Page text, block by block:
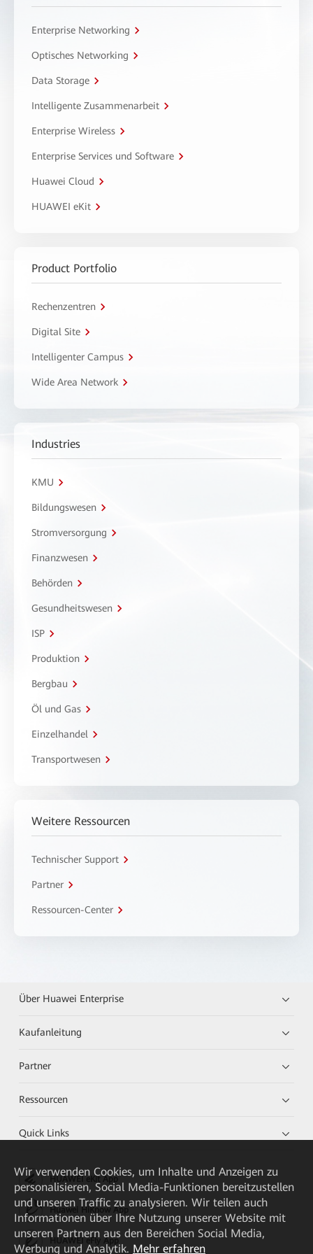
Enterprise Networking
Optisches Networking
Data Storage
Intelligente Zusammenarbeit
Enterprise Wireless
Enterprise Services und Software
Huawei Cloud
HUAWEI eKit
Product Portfolio
Rechenzentren
Digital Site
Intelligenter Campus
Wide Area Network
Industries
KMU
Bildungswesen
Stromversorgung
Finanzwesen
Behörden
Gesundheitswesen
ISP
Produktion
Bergbau
Öl und Gas
Einzelhandel
Transportwesen
Weitere Ressourcen
Technischer Support
Partner
Ressourcen-Center
Über Huawei Enterprise
Kaufanleitung
Partner
Ressourcen
Quick Links
HUAWEI eKit App
Huawei HiKnow App
HUAWEI eFly App
Wir verwenden Cookies, um Inhalte und Anzeigen zu
personalisieren, Social Media-Funktionen bereitzustellen
und unseren Traffic zu analysieren. Wir teilen auch
Informationen über Ihre Nutzung unserer Website mit
unseren Partnern aus den Bereichen Social Media,
Werbung und Analytik. Mehr erfahren